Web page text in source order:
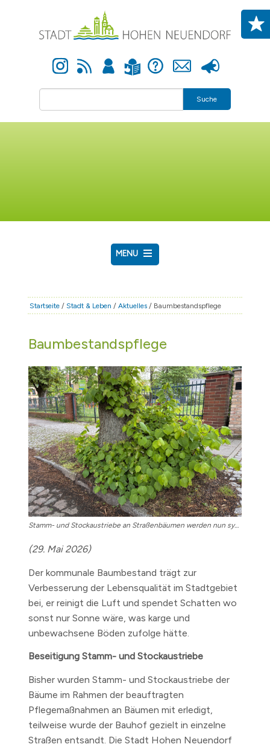
Instagram Newsfeed Anmelden Leichte Sprache Hilfe Kontakt Presse
Suche
MENU
RATHAUS & POLITIK
FAMILIE & BILDUNG
TOURISMUS
BAUEN & WIRTSCHAFT
Startseite /Stadt & Leben /Aktuelles / Baumbestandspflege
Baumbestandspflege
Stamm- und Stockaustriebe an Straßenbäumen werden nun systematisch entfernt.
(29. Mai 2026)
Der kommunale Baumbestand trägt zur
Verbesserung der Lebensqualität im Stadtgebiet
bei, er reinigt die Luft und spendet Schatten wo
sonst nur Sonne wäre, was karge und
unbewachsene Böden zufolge hätte.
Beseitigung Stamm- und Stockaustriebe
Bisher wurden Stamm- und Stockaustriebe der
Bäume im Rahmen der beauftragten
Pflegemaßnahmen an Bäumen mit erledigt,
teilweise wurde der Bauhof gezielt in einzelne
Straßen entsandt. Die Stadt Hohen Neuendorf